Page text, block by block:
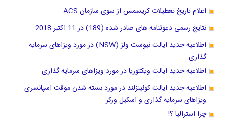
اعلام تاریخ تعطیلات کریسمس از سوی سازمان ACS
نتایج رسمی دعوتنامه های صادر شده (189) در 11 اکتبر 2018
اطلاعیه جدید ایالت نیوست ولز (NSW) در مورد ویزاهای سرمایه
گذاری
اطلاعیه جدید ایالت ویکتوریا در مورد ویزاهای سرمایه گذاری
اطلاعیه جدید ایالت کوئینزلند در مورد بسته شدن موقت اسپانسری
ویزاهای سرمایه گذاری و اسکیل ورکر
چرا استرالیا ؟!